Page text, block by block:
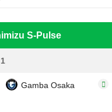
S-Pulse
Gamba Osaka